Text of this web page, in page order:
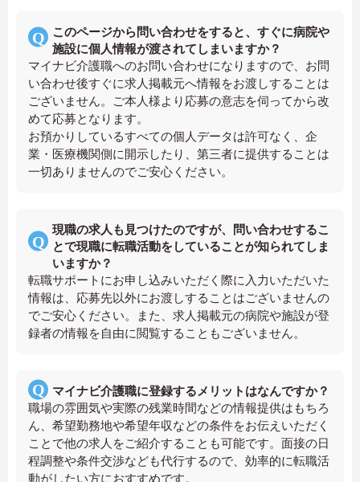
このページから問い合わせをすると、すぐに病院や
施設に個人情報が渡されてしまいますか？
マイナビ介護職へのお問い合わせになりますので、お問
い合わせ後すぐに求人掲載元へ情報をお渡しすることは
ございません。ご本人様より応募の意志を伺ってから改
めて応募となります。
お預かりしているすべての個人データは許可なく、企
業・医療機関側に開示したり、第三者に提供することは
一切ありませんのでご安心ください。
現職の求人も見つけたのですが、問い合わせするこ
とで現職に転職活動をしていることが知られてしま
いますか？
転職サポートにお申し込みいただく際に入力いただいた
情報は、応募先以外にお渡しすることはございませんの
でご安心ください。また、求人掲載元の病院や施設が登
録者の情報を自由に閲覧することもございません。
マイナビ介護職に登録するメリットはなんですか？
職場の雰囲気や実際の残業時間などの情報提供はもちろ
ん、希望勤務地や希望年収などの条件をお伝えいただく
ことで他の求人をご紹介することも可能です。面接の日
程調整や条件交渉なども代行するので、効率的に転職活
動がしたい方におすすめです。